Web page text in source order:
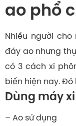
ao phổ
Nhiều người
đáy ao nhưng
có 3 cách xi
biến hiện nay. Đó
Dùng máy
– Ao sử dụng